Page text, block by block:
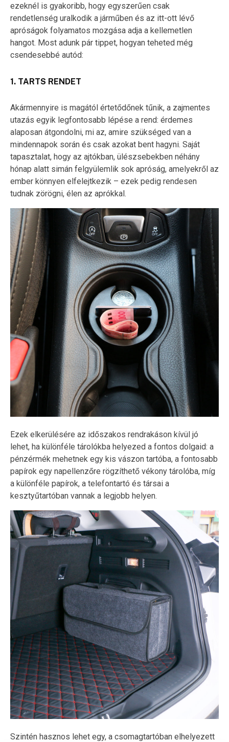
ezeknél is gyakoribb, hogy egyszerűen csak
rendetlenség uralkodik a járműben és az itt-ott lévő
apróságok folyamatos mozgása adja a kellemetlen
hangot. Most adunk pár tippet, hogyan teheted még
csendesebbé autód:
1. TARTS RENDET
Akármennyire is magától értetődőnek tűnik, a zajmentes
utazás egyik legfontosabb lépése a rend: érdemes
alaposan átgondolni, mi az, amire szükséged van a
mindennapok során és csak azokat bent hagyni. Saját
tapasztalat, hogy az ajtókban, ülészsebekben néhány
hónap alatt simán felgyülemlik sok apróság, amelyekről az
ember könnyen elfelejtkezik – ezek pedig rendesen
tudnak zörögni, élen az aprókkal.
Ezek elkerülésére az időszakos rendrakáson kívül jó
lehet, ha különféle tárolókba helyezed a fontos dolgaid: a
pénzérmék mehetnek egy kis vászon tartóba, a fontosabb
papírok egy napellenzőre rögzíthető vékony tárolóba, míg
a különféle papírok, a telefontartó és társai a
kesztyűtartóban vannak a legjobb helyen.
Szintén hasznos lehet egy, a csomagtartóban elhelyezett